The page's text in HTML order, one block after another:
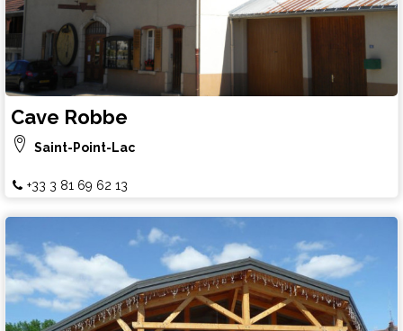
Cave Robbe
Saint-Point-Lac
+33 3 81 69 62 13